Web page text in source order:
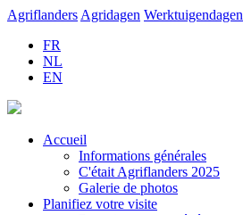
Agriflanders Agridagen Werktuigendagen
FR
NL
EN
Accueil
Informations générales
C'était Agriflanders 2025
Galerie de photos
Planifiez votre visite